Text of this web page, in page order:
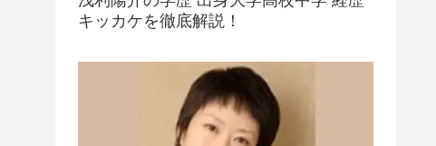
キッカケを徹底解説！